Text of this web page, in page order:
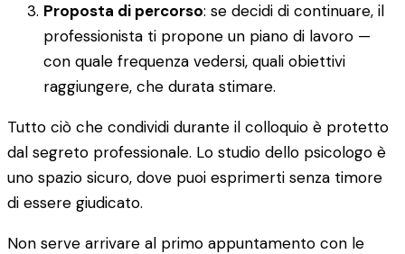
Proposta di percorso: se decidi di continuare, il
professionista ti propone un piano di lavoro —
con quale frequenza vedersi, quali obiettivi
raggiungere, che durata stimare.
Tutto ciò che condividi durante il colloquio è protetto
dal segreto professionale. Lo studio dello psicologo è
uno spazio sicuro, dove puoi esprimerti senza timore
di essere giudicato.
Non serve arrivare al primo appuntamento con le